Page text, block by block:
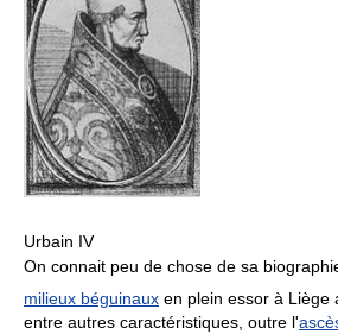
Urbain IV
On connait peu de chose de sa
milieux béguinaux en plein essor à Liège
entre autres caractéristiques, outre l'